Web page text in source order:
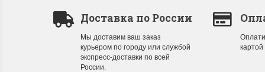
Доставка по России
Мы доставим ваш заказ
курьером по городу или службой
экспресс-доставки по всей
России.